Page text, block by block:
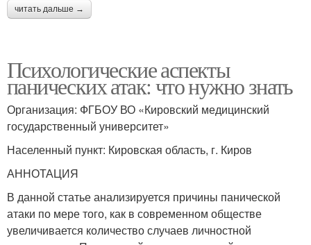
читать дальше →
Психологические аспекты
панических атак: что нужно знать
Организация: ФГБОУ ВО «Кировский медицинский
государственный университет»
Населенный пункт: Кировская область, г. Киров
АННОТАЦИЯ
В данной статье анализируется причины панической
атаки по мере того, как в современном обществе
увеличивается количество случаев личностной